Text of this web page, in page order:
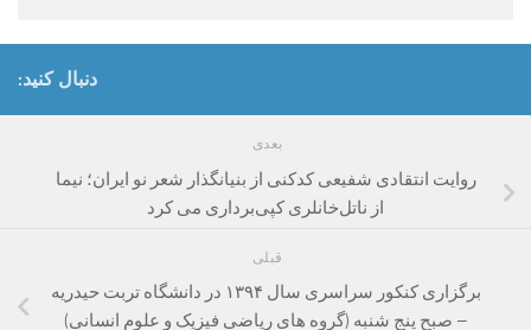
دنبال کنید:
بعدی
روایت انتقادی شفیعی کدکنی از بنیانگذار شعر نو ایران؛ نیما
از ناتل‌خانلری کپی‌برداری می کرد
قبلی
برگزاری کنکور سراسری سال ۱۳۹۴ در دانشگاه تربت حیدریه
– صبح پنج شنبه (گروه های ریاضی فیزیک و علوم انسانی)